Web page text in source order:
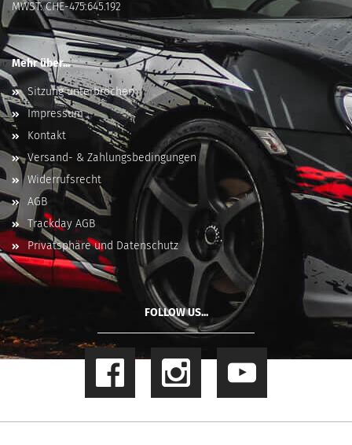
MWST: CHE-475.645.192
Mehr über...
Sitzung unterbrochen
Impressum
Kontakt
Versand- & Zahlungsbedingungen
Widerrufsrecht
AGB
Trackday AGB
Privatsphäre und Datenschutz
FOLLOW US...